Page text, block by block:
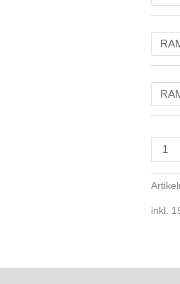
inkl.